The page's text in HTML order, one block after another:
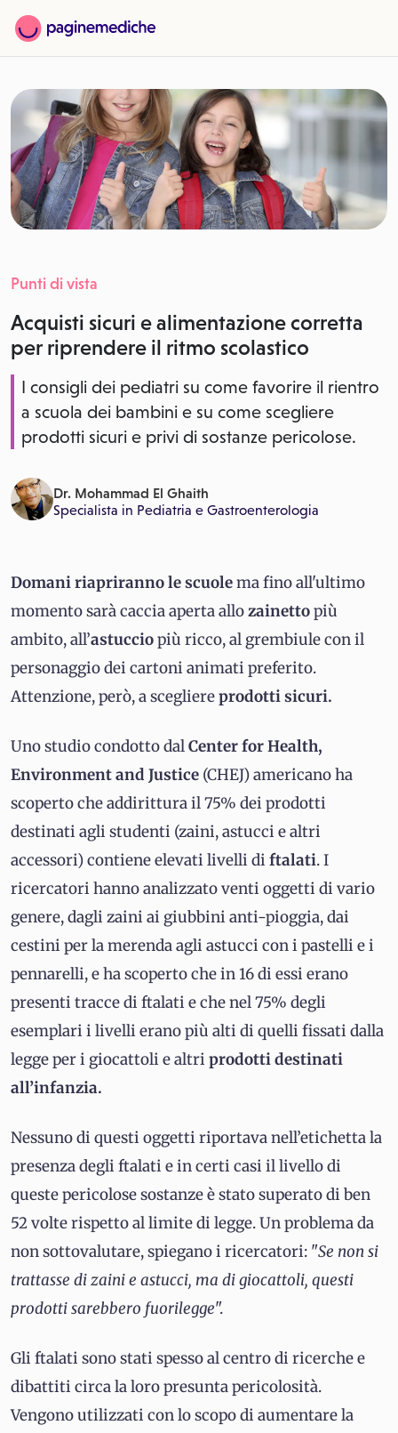
Punti di vista
Acquisti sicuri e alimentazione corretta
per riprendere il ritmo scolastico
I consigli dei pediatri su come favorire il rientro
a scuola dei bambini e su come scegliere
prodotti sicuri e privi di sostanze pericolose.
Dr. Mohammad El Ghaith
Specialista in Pediatria e Gastroenterologia
Domaniriapriranno le scuolema fino all'ultimo
momento sarà caccia aperta allozainettopiù
ambito, all’astucciopiù ricco, al grembiule con il
personaggio dei cartoni animati preferito.
Attenzione, però, a scegliereprodotti sicuri.
Uno studio condotto dalCenter for Health,
Environment and Justice (CHEJ) americano ha
scoperto che addirittura il 75% dei prodotti
destinati agli studenti (zaini, astucci e altri
accessori) contiene elevati livelli di ftalati. I
ricercatori hanno analizzato venti oggetti di vario
genere, dagli zaini ai giubbini anti-pioggia, dai
cestini per la merenda agli astucci con i pastelli e i
pennarelli, e ha scoperto che in 16 di essi erano
presenti tracce di ftalati e che nel 75% degli
esemplari i livelli erano più alti di quelli fissati dalla
legge per i giocattoli e altri prodotti destinati
all’infanzia.
Nessuno di questi oggetti riportava nell’etichetta la
presenza degli ftalati e in certi casi il livello di
queste pericolose sostanze è stato superato di ben
52 volte rispetto al limite di legge. Un problema da
non sottovalutare, spiegano i ricercatori: "Se non si
trattasse di zaini e astucci, ma di giocattoli, questi
prodotti sarebbero fuorilegge".
Gli ftalati sono stati spesso al centro di ricerche e
dibattiti circa la loro presunta pericolosità.
Vengono utilizzati con lo scopo di aumentare la